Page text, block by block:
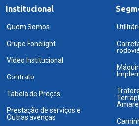
Institucional
Quem Somos
Grupo Fonelight
Vídeo Institucional
Contrato
Tabela de Preços
Prestação de serviços e
Outras avenças